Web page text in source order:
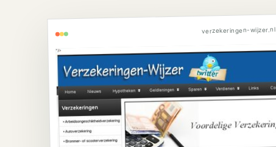
verzekeringen-wijzer.nl